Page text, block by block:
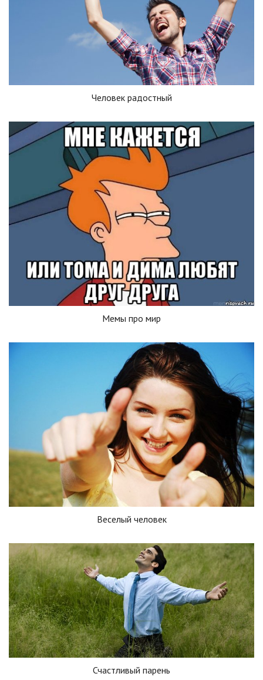
Человек радостный
Мемы про мир
Веселый человек
Счастливый парень